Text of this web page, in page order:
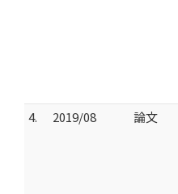
4. 2019/08 論文